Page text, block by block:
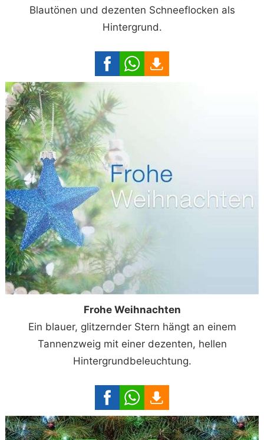
Blautönen und dezenten Schneeflocken als
Hintergrund.
Frohe Weihnachten
Ein blauer, glitzernder Stern hängt an einem
Tannenzweig mit einer dezenten, hellen
Hintergrundbeleuchtung.